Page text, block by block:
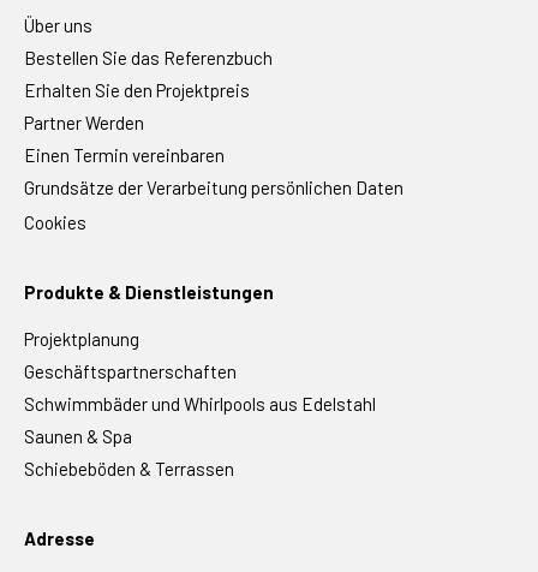
Über uns
Bestellen Sie das Referenzbuch
Erhalten Sie den Projektpreis
Partner Werden
Einen Termin vereinbaren
Grundsätze der Verarbeitung persönlichen Daten
Cookies
Produkte & Dienstleistungen
Projektplanung
Geschäftspartnerschaften
Schwimmbäder und Whirlpools aus Edelstahl
Saunen & Spa
Schiebeböden & Terrassen
Adresse